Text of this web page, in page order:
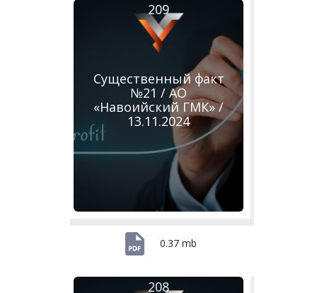
Существенный факт
№21 / АО
«Навоийский ГМК» /
13.11.2024
209
0.37 mb
208